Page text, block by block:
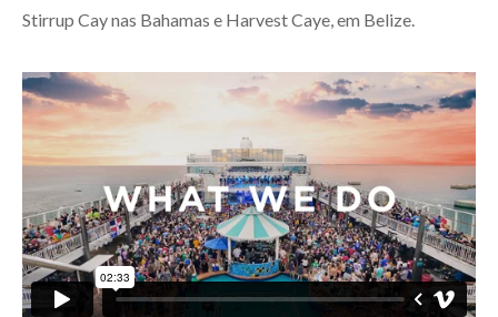
Stirrup Cay nas Bahamas e Harvest Caye, em Belize.